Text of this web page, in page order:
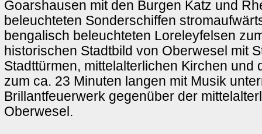
Goarshausen mit den Burgen Katz und
beleuchteten Sonderschiffen
bengalisch beleuchteten Loreleyfelsen
historischen Stadtbild von Oberwesel mit
Stadttürmen, mittelalterlichen Kirchen und
zum ca. 23 Minuten langen mit Musik
Brillantfeuerwerk gegenüber der
Oberwesel.